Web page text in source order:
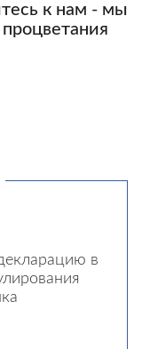
к нам - мы
в